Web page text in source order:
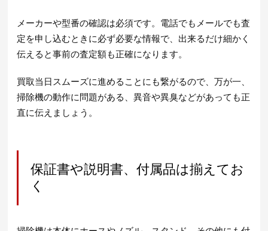
メーカーや型番の確認は必須です。電話でもメールでも査
定を申し込むときに必ず必要な情報で、出来るだけ細かく
伝えると事前の査定額も正確になります。
買取当日スムーズに進めることにも繋がるので、万が一、
掃除機の動作に問題がある、異音や異臭などがあっても正
直に伝えましょう。
保証書や説明書、付属品は揃えてお
く